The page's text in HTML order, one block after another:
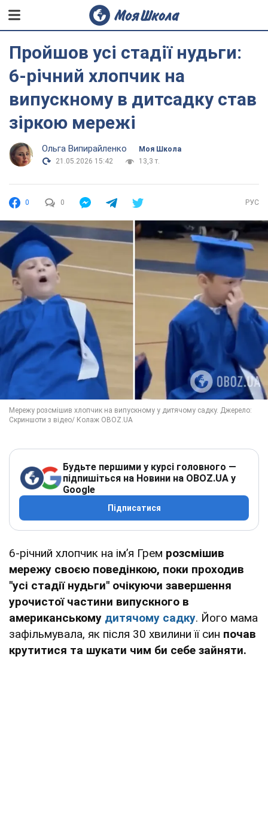
Пройшов усі стадії нудьги:
6-річний хлопчик на
випускному в дитсадку став
зіркою мережі
Ольга Випирайленко
Моя Школа
21.05.2026 15:42
13,3 т.
0 0 РУС
Будьте першими у курсі головного —
підпишіться на Новини на OBOZ.UA у
Google
Підписатися
6-річний хлопчик на імʼя Грем розсмішив
мережу своєю поведінкою, поки проходив
"усі стадії нудьги" очікуючи завершення
урочистої частини випускного в
американському дитячому садку. Його мама
зафільмувала, як після 30 хвилини її син почав
крутитися та шукати чим би себе зайняти.